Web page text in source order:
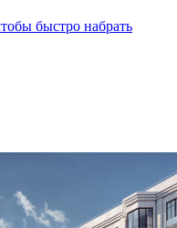
быстро набрать